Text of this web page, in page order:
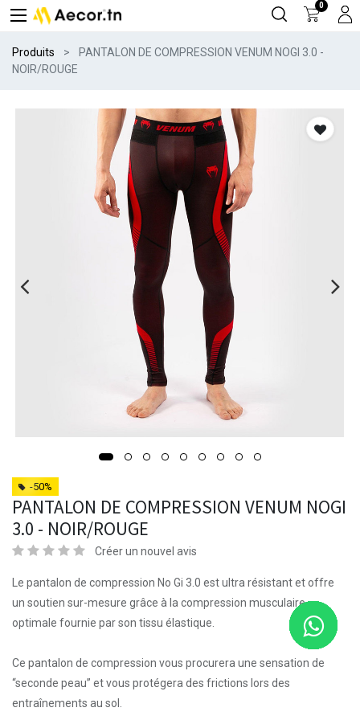
0
Produits
PANTALON DE COMPRESSION VENUM NOGI 3.0 -
NOIR/ROUGE
-50%
PANTALON DE COMPRESSION VENUM NOGI
3.0 - NOIR/ROUGE
Créer un nouvel avis
Le pantalon de compression No Gi 3.0 est ultra résistant et offre
un soutien sur-mesure grâce à la compression musculaire
optimale fournie par son tissu élastique.
Ce pantalon de compression vous procurera une sensation de
“seconde peau” et vous protégera des frictions lors des
entraînements au sol.